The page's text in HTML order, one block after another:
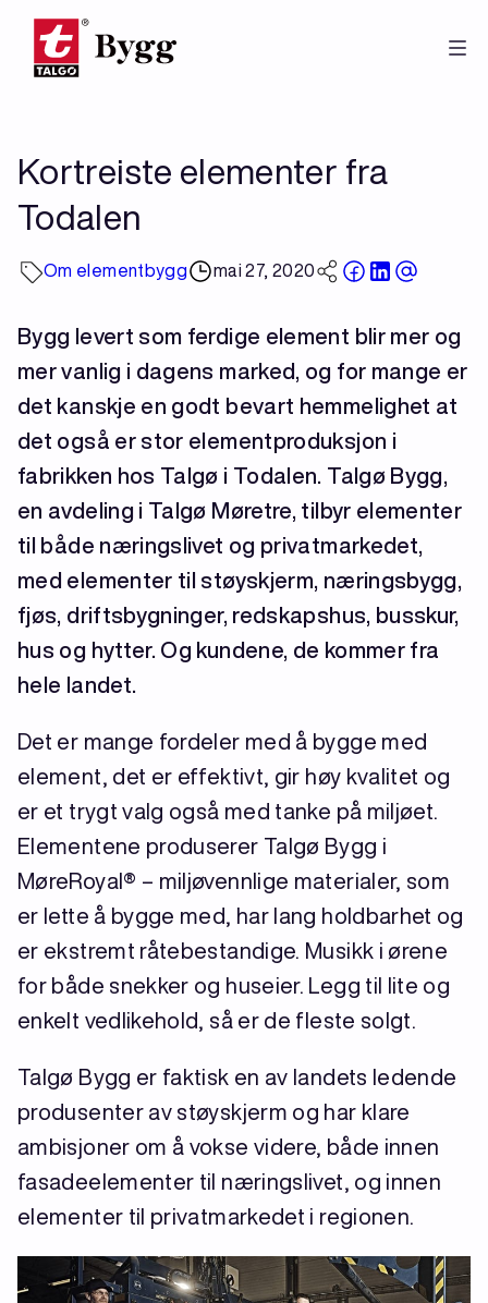
Hopp
Kortreiste elementer fra
Todalen
Om elementbygg mai 27, 2020
Bygg levert som ferdige element blir mer og
mer vanlig i dagens marked, og for mange er
det kanskje en godt bevart hemmelighet at
det også er stor elementproduksjon i
fabrikken hos Talgø i Todalen. Talgø Bygg,
en avdeling i Talgø Møretre, tilbyr elementer
til både næringslivet og privatmarkedet,
med elementer til støyskjerm, næringsbygg,
fjøs, driftsbygninger, redskapshus, busskur,
hus og hytter. Og kundene, de kommer fra
hele landet.
Det er mange fordeler med å bygge med
element, det er effektivt, gir høy kvalitet og
er et trygt valg også med tanke på miljøet.
Elementene produserer Talgø Bygg i
MøreRoyal® – miljøvennlige materialer, som
er lette å bygge med, har lang holdbarhet og
er ekstremt råtebestandige. Musikk i ørene
for både snekker og huseier. Legg til lite og
enkelt vedlikehold, så er de fleste solgt.
Talgø Bygg er faktisk en av landets ledende
produsenter av støyskjerm og har klare
ambisjoner om å vokse videre, både innen
fasadeelementer til næringslivet, og innen
elementer til privatmarkedet i regionen.